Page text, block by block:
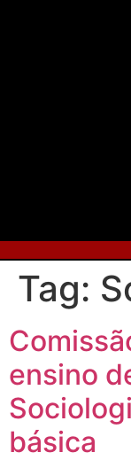
Tag:
ensino
básica